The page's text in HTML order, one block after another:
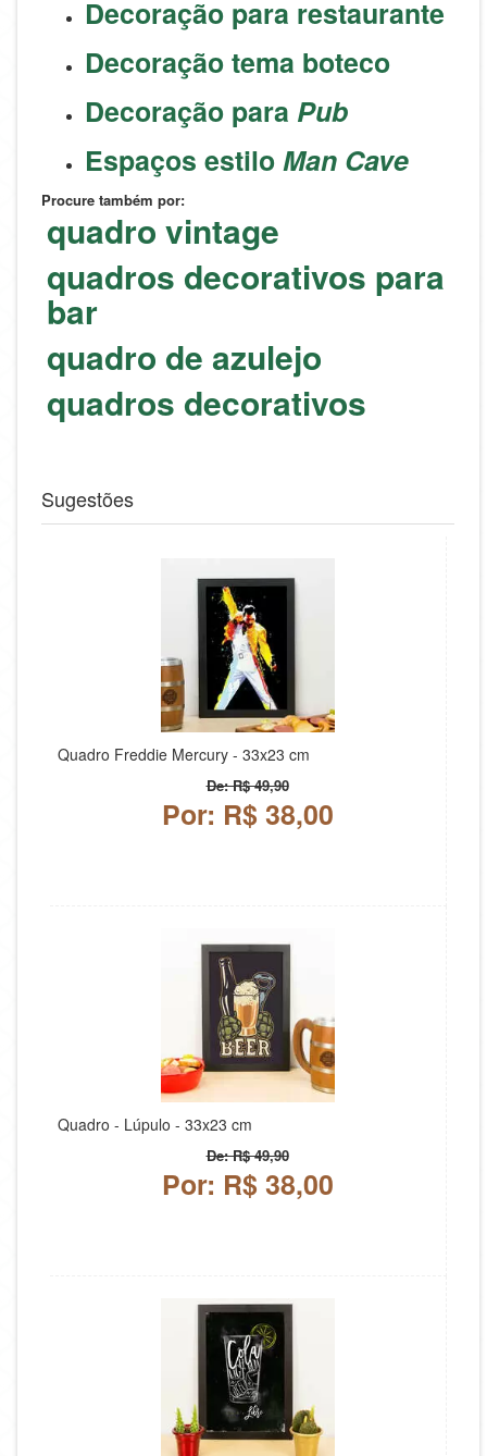
Decoração para restaurante
Decoração tema boteco
Decoração para Pub
Espaços estiloMan Cave
Procure também por:
quadro vintage
quadros decorativos para
bar
quadro de azulejo
quadros decorativos
Sugestões
Quadro Freddie Mercury - 33x23 cm
De: R$ 49,90
Por: R$ 38,00
Quadro - Lúpulo - 33x23 cm
De: R$ 49,90
Por: R$ 38,00